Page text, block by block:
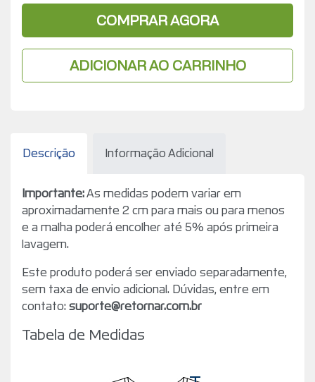
COMPRAR AGORA
ADICIONAR AO CARRINHO
Descrição Informação Adicional
Importante:As medidas podem variar em
aproximadamente 2 cm para mais ou para menos
e a malha poderá encolher até 5% após primeira
lavagem.
Este produto poderá ser enviado separadamente,
sem taxa de envio adicional. Dúvidas, entre em
contato: suporte@retornar.com.br
Tabela de Medidas